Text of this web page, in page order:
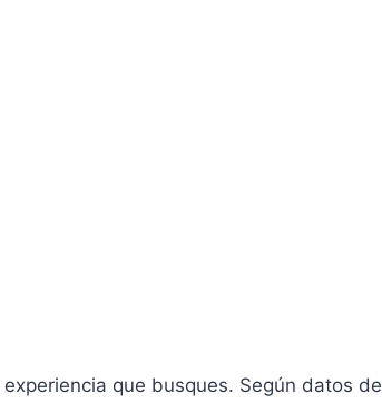
que busques. Según datos de